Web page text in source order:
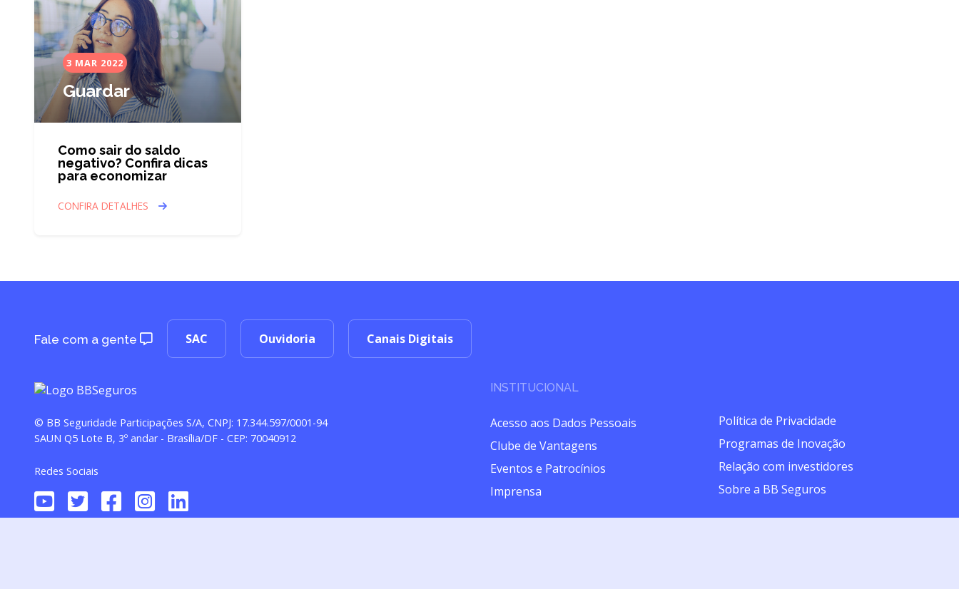
3 MAR 2022
Guardar
Como sair do saldo
negativo? Confira dicas
para economizar
CONFIRA DETALHES
Fale com a gente SAC Ouvidoria Canais Digitais
© BB Seguridade Participações S/A, CNPJ: 17.344.597/0001-94
SAUN Q5 Lote B, 3º andar - Brasília/DF - CEP: 70040912
Redes Sociais
INSTITUCIONAL
Acesso aos Dados Pessoais
Clube de Vantagens
Eventos e Patrocínios
Imprensa
Política de Privacidade
Programas de Inovação
Relação com investidores
Sobre a BB Seguros